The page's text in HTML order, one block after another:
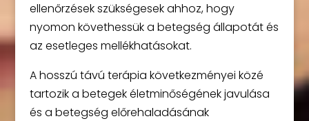
ellenőrzések szükségesek ahhoz, hogy
nyomon követhessük a betegség állapotát és
az esetleges mellékhatásokat.
A hosszú távú terápia következményei közé
tartozik a betegek életminőségének javulása
és a betegség előrehaladásának